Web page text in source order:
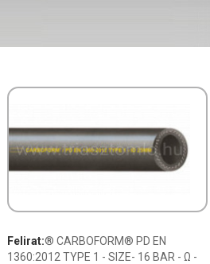
Felirat:® CARBOFORM® PD EN
1360:2012 TYPE 1 - SIZE- 16 BAR - Ω -